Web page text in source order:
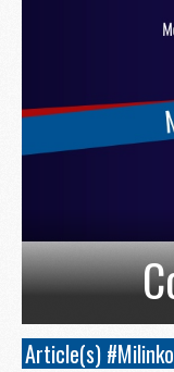
Article(s)